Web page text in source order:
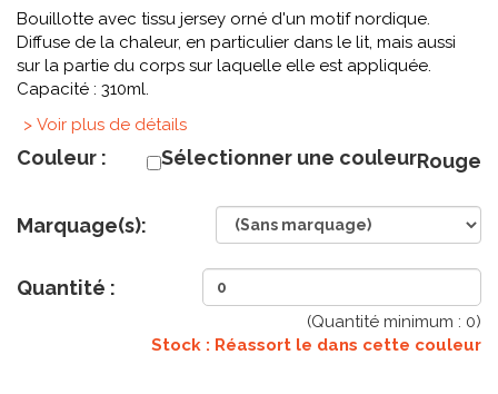
Bouillotte avec tissu jersey orné d'un motif nordique.
Diffuse de la chaleur, en particulier dans le lit, mais aussi
sur la partie du corps sur laquelle elle est appliquée.
Capacité : 310ml.
> Voir plus de détails
Couleur : Sélectionner une couleurRouge
Marquage(s):
Quantité :
(Quantité minimum : 0)
Stock : Réassort le dans cette couleur